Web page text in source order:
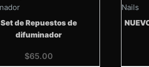
Set de Repuestos de
difuminador
$65.00